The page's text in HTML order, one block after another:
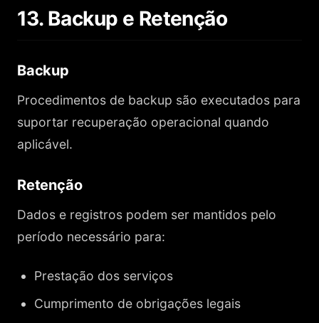
13. Backup e Retenção
Backup
Procedimentos de backup são executados para
suportar recuperação operacional quando
aplicável.
Retenção
Dados e registros podem ser mantidos pelo
período necessário para:
Prestação dos serviços
Cumprimento de obrigações legais